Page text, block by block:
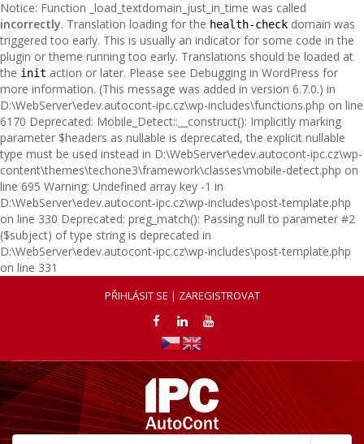
Notice: Function _load_textdomain_just_in_time was called
incorrectly. Translation loading for the health-check domain was
triggered too early. This is usually an indicator for some code in the
plugin or theme running too early. Translations should be loaded at
the init action or later. Please see Debugging in WordPress for
more information. (This message was added in version 6.7.0.) in
D:\WebServer\edev.autocont-ipc.cz\wp-includes\functions.php on line
6170 Deprecated: Mobile_Detect::__construct(): Implicitly marking
parameter $headers as nullable is deprecated, the explicit nullable
type must be used instead in D:\WebServer\edev.autocont-ipc.cz\wp-
content\themes\techone3\framework\classes\mobile-detect.php on
line 695 Warning: Undefined array key -1 in
D:\WebServer\edev.autocont-ipc.cz\wp-includes\post-template.php
on line 330 Deprecated: preg_match(): Passing null to parameter #2
($subject) of type string is deprecated in
D:\WebServer\edev.autocont-ipc.cz\wp-includes\post-template.php
on line 331
PŘIHLÁSIT SE | ZAREGISTROVAT